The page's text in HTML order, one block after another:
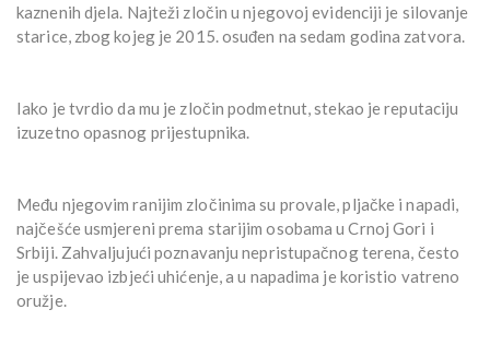
kaznenih djela. Najteži zločin u njegovoj evidenciji je silovanje
starice, zbog kojeg je 2015. osuđen na sedam godina zatvora.
Iako je tvrdio da mu je zločin podmetnut, stekao je reputaciju
izuzetno opasnog prijestupnika.
Među njegovim ranijim zločinima su provale, pljačke i napadi,
najčešće usmjereni prema starijim osobama u Crnoj Gori i
Srbiji. Zahvaljujući poznavanju nepristupačnog terena, često
je uspijevao izbjeći uhićenje, a u napadima je koristio vatreno
oružje.